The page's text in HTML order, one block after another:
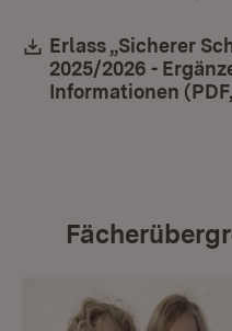
Download:
Erlass „Sicherer
2025/2026 -
Informationen